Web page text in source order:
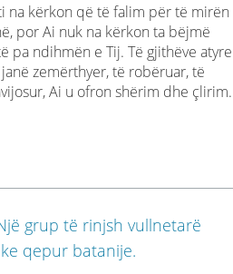
na kërkon që të falim për të mirën
por Ai nuk na kërkon ta bëjmë
pa ndihmën e Tij. Të gjithëve atyre
zemërthyer, të robëruar, të
Ai u ofron shërim dhe çlirim.